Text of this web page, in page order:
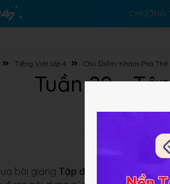
CHƯƠNG
Tiếng Việt lớp 4 Chủ Điểm: Khám Phá Thế
Tuần 29 -
bài giảng Tập đọc: Trăng ơi... từ